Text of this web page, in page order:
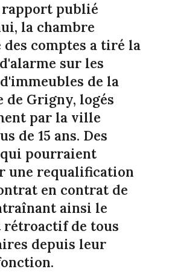
rapport publié
la chambre
comptes a tiré la
sur les
de la
de Grigny, logés
par la ville
de 15 ans. Des
pourraient
une requalification
en contrat de
ainsi le
rétroactif de tous
depuis leur